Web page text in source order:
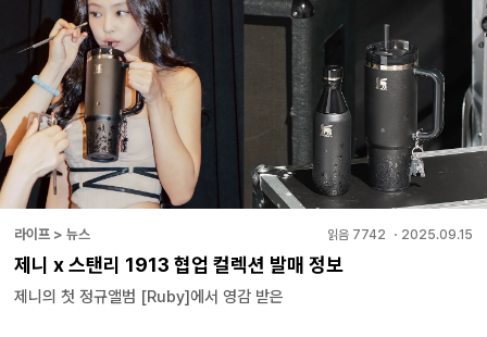
라이프 > 뉴스 읽음 7742 ・ 2025.09.15
제니 x 스탠리 1913 협업 컬렉션 발매 정보
제니의 첫 정규앨범 [Ruby]에서 영감 받은